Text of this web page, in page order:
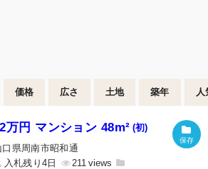
価格 広さ 土地 築年 人
万円 マンション 48m² (初)
口県周南市昭和通
入札残り4日
211